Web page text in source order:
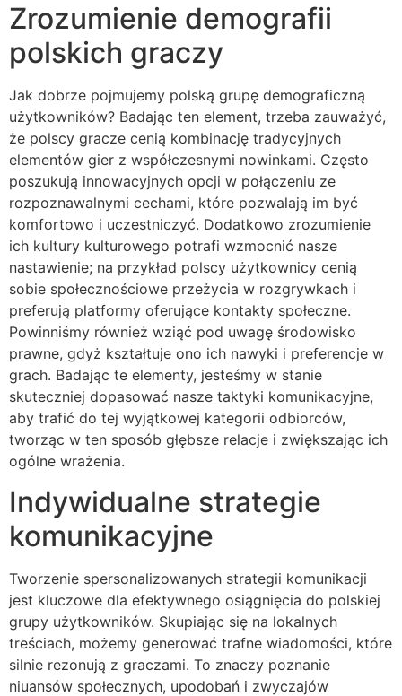
Zrozumienie demografii
polskich graczy
Jak dobrze pojmujemy polską grupę demograficzną
użytkowników? Badając ten element, trzeba zauważyć,
że polscy gracze cenią kombinację tradycyjnych
elementów gier z współczesnymi nowinkami. Często
poszukują innowacyjnych opcji w połączeniu ze
rozpoznawalnymi cechami, które pozwalają im być
komfortowo i uczestniczyć. Dodatkowo zrozumienie
ich kultury kulturowego potrafi wzmocnić nasze
nastawienie; na przykład polscy użytkownicy cenią
sobie społecznościowe przeżycia w rozgrywkach i
preferują platformy oferujące kontakty społeczne.
Powinniśmy również wziąć pod uwagę środowisko
prawne, gdyż kształtuje ono ich nawyki i preferencje w
grach. Badając te elementy, jesteśmy w stanie
skuteczniej dopasować nasze taktyki komunikacyjne,
aby trafić do tej wyjątkowej kategorii odbiorców,
tworząc w ten sposób głębsze relacje i zwiększając ich
ogólne wrażenia.
Indywidualne strategie
komunikacyjne
Tworzenie spersonalizowanych strategii komunikacji
jest kluczowe dla efektywnego osiągnięcia do polskiej
grupy użytkowników. Skupiając się na lokalnych
treściach, możemy generować trafne wiadomości, które
silnie rezonują z graczami. To znaczy poznanie
niuansów społecznych, upodobań i zwyczajów